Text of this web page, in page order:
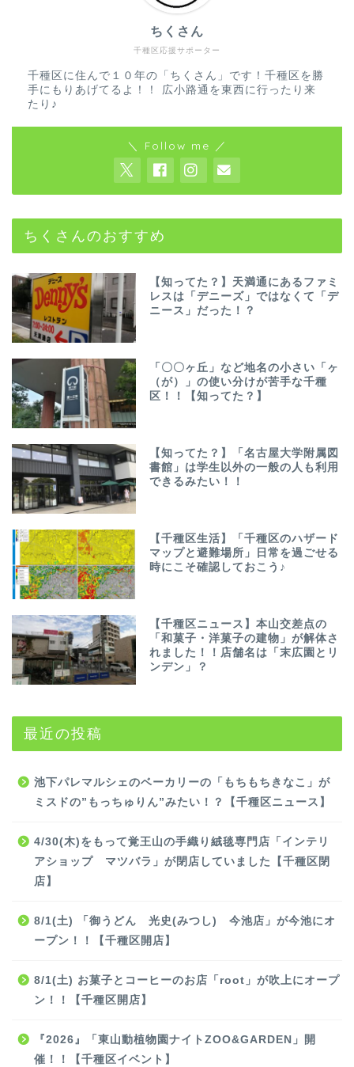
千種区応援サポーター
ちくさん
千種区に住んで１０年の「ちくさん」です！千種区を勝
手にもりあげてるよ！！ 広小路通を東西に行ったり来
たり♪
＼ Follow me ／
ちくさんのおすすめ
【知ってた？】天満通にあるファミ
レスは「デニーズ」ではなくて「デ
ニース」だった！？
「〇〇ヶ丘」など地名の小さい「ヶ
（が）」の使い分けが苦手な千種
区！！【知ってた？】
【知ってた？】「名古屋大学附属図
書館」は学生以外の一般の人も利用
できるみたい！！
【千種区生活】「千種区のハザード
マップと避難場所」日常を過ごせる
時にこそ確認しておこう♪
【千種区ニュース】本山交差点の
「和菓子・洋菓子の建物」が解体さ
れました！！店舗名は「末広園とリ
ンデン」？
最近の投稿
池下パレマルシェのベーカリーの「もちもちきなこ」が
ミスドの”もっちゅりん”みたい！？【千種区ニュース】
4/30(木)をもって覚王山の手織り絨毯専門店「インテリ
アショップ マツバラ」が閉店していました【千種区閉
店】
8/1(土) 「御うどん 光史(みつし) 今池店」が今池にオ
ープン！！【千種区開店】
8/1(土) お菓子とコーヒーのお店「root」が吹上にオープ
ン！！【千種区開店】
『2026』「東山動植物園ナイトZOO&GARDEN」開
催！！【千種区イベント】